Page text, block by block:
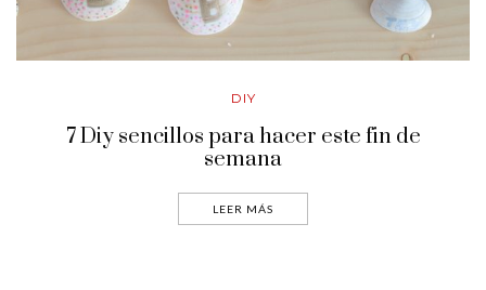
DIY
7 Diy sencillos para hacer este fin de
semana
LEER MÁS